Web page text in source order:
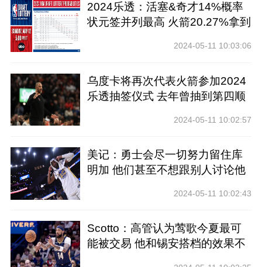
2024乐透：活塞&奇才14%概率
状元签并列最高 火箭20.27%拿到
2024-05-11 10:03:06
乌度卡将再次代表火箭参加2024
乐透抽签仪式 去年曾抽到第四顺
2024-05-11 10:02:57
美记：勇士会尽一切努力留住库
明加 他们甚至不想跟别人讨论他
2024-05-11 10:02:43
Scotto：高管认为莺歌今夏最可
能被交易 他和锡安搭档的效果不